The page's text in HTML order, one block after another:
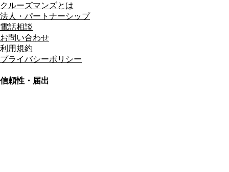
クルーズマンズとは
法人・パートナーシップ
電話相談
お問い合わせ
利用規約
プライバシーポリシー
信頼性・届出